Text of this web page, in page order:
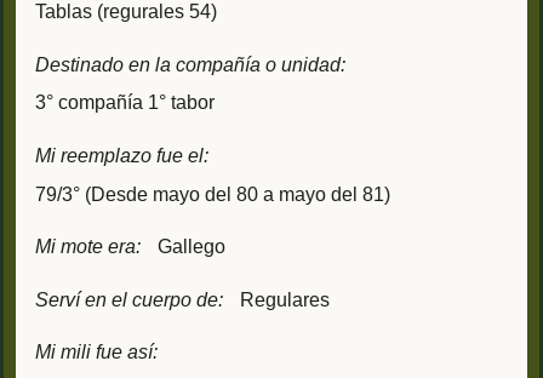
Tablas (regurales 54)
Destinado en la compañía o unidad:
3° compañía 1° tabor
Mi reemplazo fue el:
79/3° (Desde mayo del 80 a mayo del 81)
Mi mote era: Gallego
Serví en el cuerpo de: Regulares
Mi mili fue así: